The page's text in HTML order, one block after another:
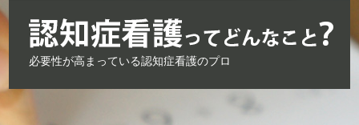
必要性が高まっている認知症看護のプロ